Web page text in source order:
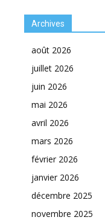
Archives
août 2026
juillet 2026
juin 2026
mai 2026
avril 2026
mars 2026
février 2026
janvier 2026
décembre 2025
novembre 2025